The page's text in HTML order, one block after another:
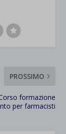
PROSSIMO
formazione
per farmacisti